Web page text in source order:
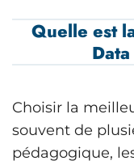
Quelle est
Choisir la
souvent de
pédagogique,